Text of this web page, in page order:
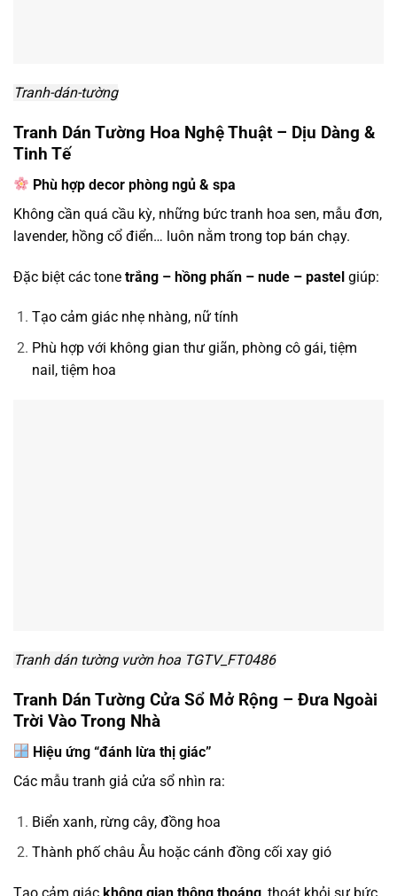
Tranh-dán-tường
Tranh Dán Tường Hoa Nghệ Thuật – Dịu Dàng &
Tinh Tế
Phù hợp decor phòng ngủ & spa
Không cần quá cầu kỳ, những bức tranh hoa sen, mẫu đơn,
lavender, hồng cổ điển… luôn nằm trong top bán chạy.
Đặc biệt các tone trắng – hồng phấn – nude – pastel giúp:
Tạo cảm giác nhẹ nhàng, nữ tính
Phù hợp với không gian thư giãn, phòng cô gái, tiệm
nail, tiệm hoa
Tranh dán tường vườn hoa TGTV_FT0486
Tranh Dán Tường Cửa Sổ Mở Rộng – Đưa Ngoài
Trời Vào Trong Nhà
Hiệu ứng “đánh lừa thị giác”
Các mẫu tranh giả cửa sổ nhìn ra:
Biển xanh, rừng cây, đồng hoa
Thành phố châu Âu hoặc cánh đồng cối xay gió